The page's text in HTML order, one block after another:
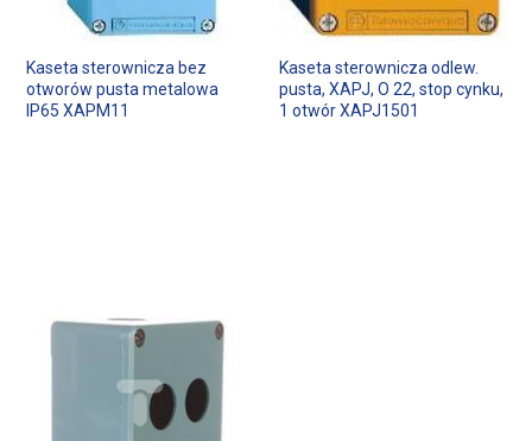
Kaseta sterownicza bez
otworów pusta metalowa
IP65 XAPM11
Kaseta sterownicza odlew.
pusta, XAPJ, O 22, stop cynku,
1 otwór XAPJ1501